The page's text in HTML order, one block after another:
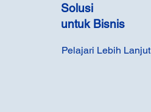
Solusi
untuk Bisnis
Pelajari Lebih Lanjut